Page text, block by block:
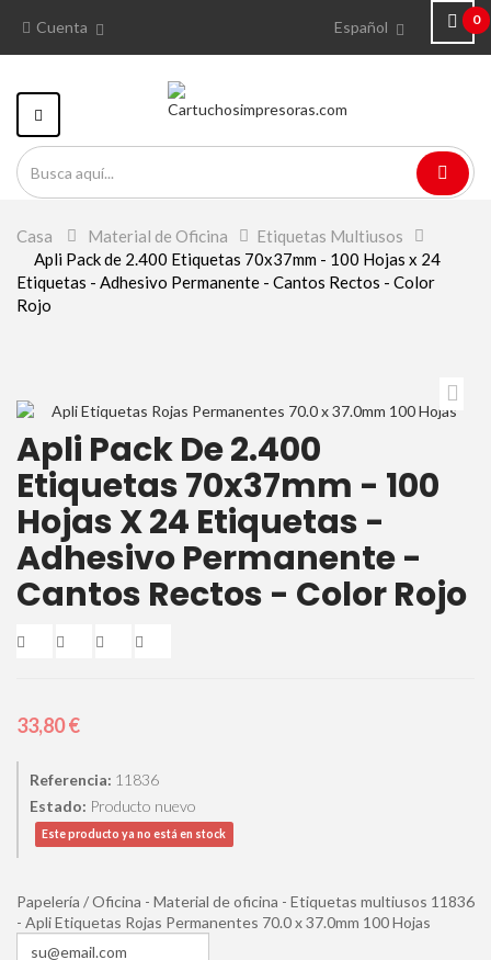
0
Español
Cuenta
Navegación
Toggle
Casa > Material de Oficina > Etiquetas Multiusos
Apli Pack de 2.400 Etiquetas 70x37mm - 100 Hojas x 24
Etiquetas - Adhesivo Permanente - Cantos Rectos - Color
Rojo
Apli Pack De 2.400
Etiquetas 70x37mm - 100
Hojas X 24 Etiquetas -
Adhesivo Permanente -
Cantos Rectos - Color Rojo
33,80 €
Referencia: 11836
Estado: Producto nuevo
Este producto ya no está en stock
Papelería / Oficina - Material de oficina - Etiquetas multiusos 11836
- Apli Etiquetas Rojas Permanentes 70.0 x 37.0mm 100 Hojas